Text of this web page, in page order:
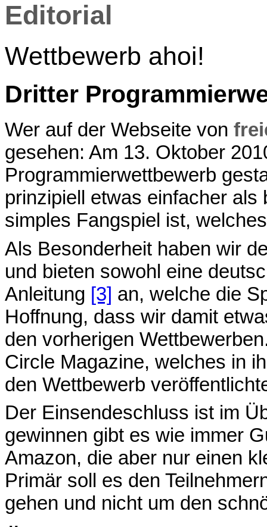
Editorial
Wettbewerb ahoi!
Dritter
Wer auf der Webseite von
gesehen: Am 13. Oktober
Programmierwettbewerb
prinzipiell etwas einfacher
simples Fangspiel ist,
Als Besonderheit haben wir
und bieten sowohl eine
Anleitung [3] an, welche die
Hoffnung, dass wir damit
den vorherigen
Circle Magazine, welches in
den Wettbewerb
Der Einsendeschluss ist im
gewinnen gibt es wie immer
Amazon, die aber nur einen
Primär soll es den
gehen und nicht um den